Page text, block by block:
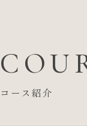
コース紹介